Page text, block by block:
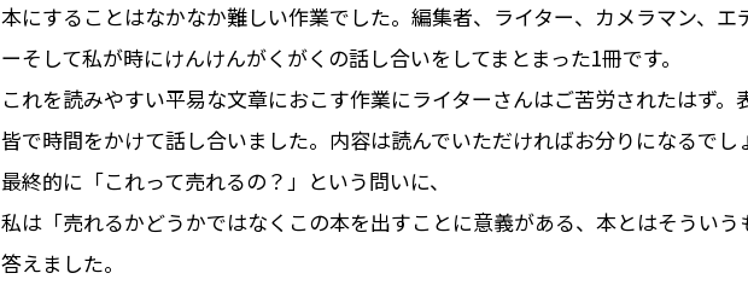
本にすることはなかなか難しい作業でした。編集者、ライター、カメラマン、エ
ーそして私が時にけんけんがくがくの話し合いをしてまとまった1冊です。
これを読みやすい平易な文章におこす作業にライターさんはご苦労されたはず。
皆で時間をかけて話し合いました。内容は読んでいただければお分りになるでし
最終的に「これって売れるの？」という問いに、
私は「売れるかどうかではなくこの本を出すことに意義がある、本とはそうい
答えました。